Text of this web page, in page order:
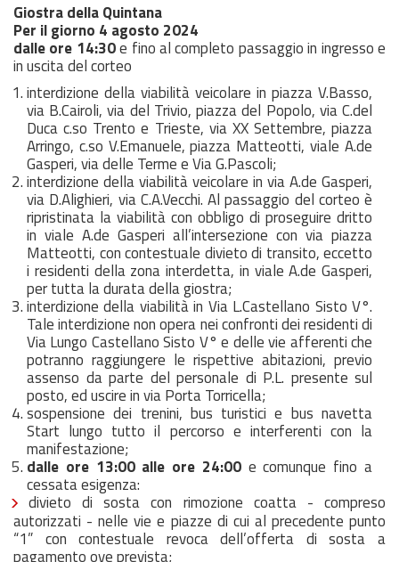
Giostra della Quintana
Per il giorno 4 agosto 2024
dalle ore 14:30e fino al completo passaggio in ingresso e
in uscita del corteo
interdizione della viabilità veicolare in piazza V.Basso,
via B.Cairoli, via del Trivio, piazza del Popolo, via C.del
Duca c.so Trento e Trieste, via XX Settembre, piazza
Arringo, c.so V.Emanuele, piazza Matteotti, viale A.de
Gasperi, via delle Terme e Via G.Pascoli;
interdizione della viabilità veicolare in via A.de Gasperi,
via D.Alighieri, via C.A.Vecchi. Al passaggio del corteo è
ripristinata la viabilità con obbligo di proseguire dritto
in viale A.de Gasperi all’intersezione con via piazza
Matteotti, con contestuale divieto di transito, eccetto
i residenti della zona interdetta, in viale A.de Gasperi,
per tutta la durata della giostra;
interdizione della viabilità in Via L.Castellano Sisto V°.
Tale interdizione non opera nei confronti dei residenti di
Via Lungo Castellano Sisto V° e delle vie afferenti che
potranno raggiungere le rispettive abitazioni, previo
assenso da parte del personale di P.L. presente sul
posto, ed uscire in via Porta Torricella;
sospensione dei trenini, bus turistici e bus navetta
Start lungo tutto il percorso e interferenti con la
manifestazione;
dalle ore 13:00 alle ore 24:00e comunque fino a
cessata esigenza:
divieto di sosta con rimozione coatta - compreso
autorizzati - nelle vie e piazze di cui al precedente punto
“1” con contestuale revoca dell’offerta di sosta a
pagamento ove prevista;